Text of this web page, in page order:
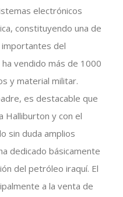
electrónicos
constituyendo una de
del
vendido más de 1000
y material militar.
es destacable que
Halliburton y con el
sin duda amplios
dedicado básicamente
del petróleo iraquí. El
a la venta de